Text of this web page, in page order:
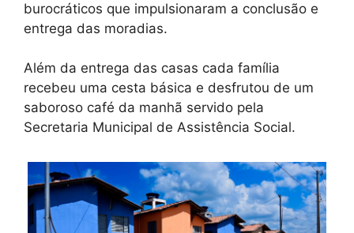
burocráticos que impulsionaram a conclusão e
entrega das moradias.
Além da entrega das casas cada família
recebeu uma cesta básica e desfrutou de um
saboroso café da manhã servido pela
Secretaria Municipal de Assistência Social.